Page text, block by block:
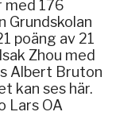
med 176
Grundskolan
poäng av 21
Zhou med
Albert Bruton
kan ses här.
Lars OA